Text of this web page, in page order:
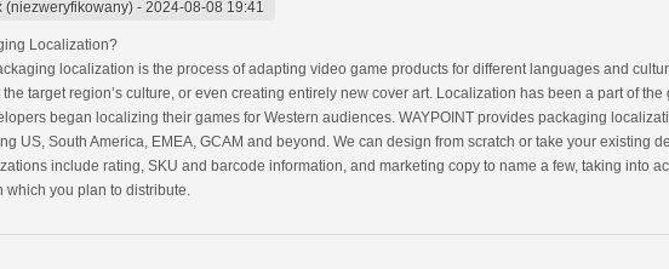
(niezweryfikowany) - 2024-08-08 19:41
Localization?
localization is the process of adapting video game products for different languages and
the target region’s culture, or even creating entirely new cover art. Localization has been a part of
began localizing their games for Western audiences. WAYPOINT provides packaging
US, South America, EMEA, GCAM and beyond. We can design from scratch or take your existing
include rating, SKU and barcode information, and marketing copy to name a few, taking into
which you plan to distribute.